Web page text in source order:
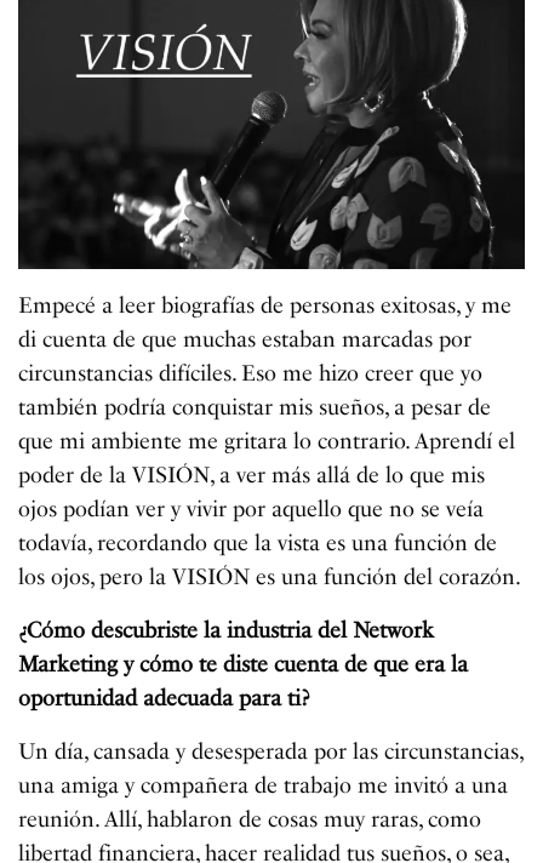
Empecé a leer biografías de personas exitosas, y me
di cuenta de que muchas estaban marcadas por
circunstancias difíciles. Eso me hizo creer que yo
también podría conquistar mis sueños, a pesar de
que mi ambiente me gritara lo contrario. Aprendí el
poder de la VISIÓN, a ver más allá de lo que mis
ojos podían ver y vivir por aquello que no se veía
todavía, recordando que la vista es una función de
los ojos, pero la VISIÓN es una función del corazón.
¿Cómo descubriste la industria del Network
Marketing y cómo te diste cuenta de que era la
oportunidad adecuada para ti?
Un día, cansada y desesperada por las circunstancias,
una amiga y compañera de trabajo me invitó a una
reunión. Allí, hablaron de cosas muy raras, como
libertad financiera, hacer realidad tus sueños, o sea,